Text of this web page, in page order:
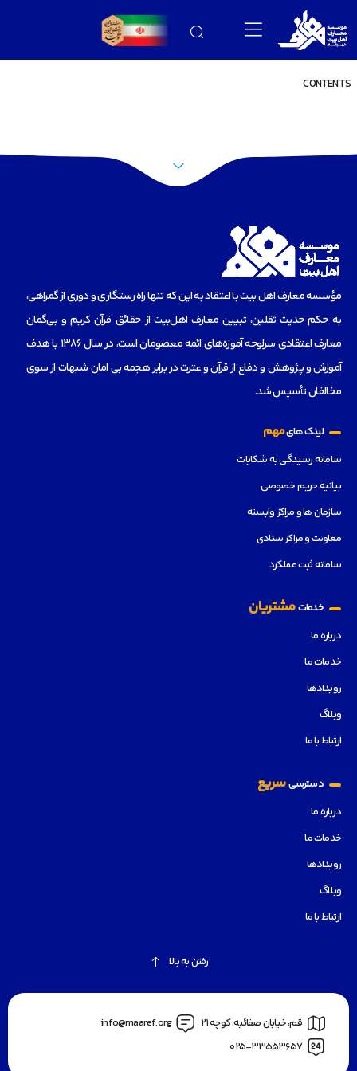
CONTENTS
مؤسسه‌ معارف اهل بیت با اعتقاد به این که تنها راه رستگاری و دوری از گمراهی،
به حکم حدیث ثقلین، تبیین معارف اهل‌بیت از حقائق قرآن کریم و بی‌گمان
معارف اعتقادی سرلوحه آموزه‌های ائمه معصومان است، در سال 1386 با هدف
آموزش و پژوهش و دفاع از قرآن و عترت در برابر هجمه بی امان شبهات از سوی
مخالفان تأسیس شد.
لینک هایمهم
سامانه رسیدگی به شکایات
بیانیه حریم خصوصی
سازمان ها و مراکز وابسته
معاونت و مراکز ستادی
سامانه ثبت عملکرد
خدماتمشتریان
درباره ما
خدمات ما
رویدادها
وبلاگ
ارتباط با ما
دسترسیسریع
درباره ما
خدمات ما
رویدادها
وبلاگ
ارتباط با ما
رفتن به بالا
قم، خیابان صفائیه، کوچه 21
info@maaref.org
025-33553657